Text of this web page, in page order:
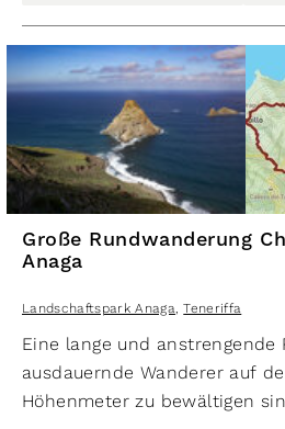
Große Rundwanderung
Anaga
Landschaftspark Anaga Teneriffa
Eine lange und anstrengende
ausdauernde Wanderer auf
Höhenmeter zu bewältigen